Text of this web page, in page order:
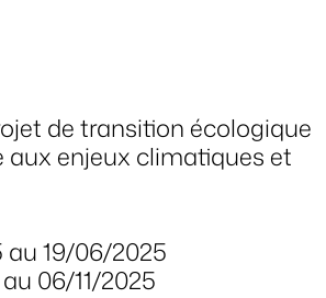
de transition écologique
aux enjeux climatiques et
19/06/2025
06/11/2025